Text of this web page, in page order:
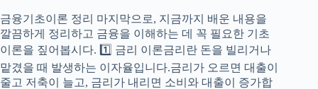
금융기초이론 정리 마지막으로, 지금까지 배운 내용을
깔끔하게 정리하고 금융을 이해하는 데 꼭 필요한 기초
이론을 짚어봅시다. 1️⃣ 금리 이론금리란 돈을 빌리거나
맡겼을 때 발생하는 이자율입니다.금리가 오르면 대출이
줄고 저축이 늘고, 금리가 내리면 소비와 대출이 증가합